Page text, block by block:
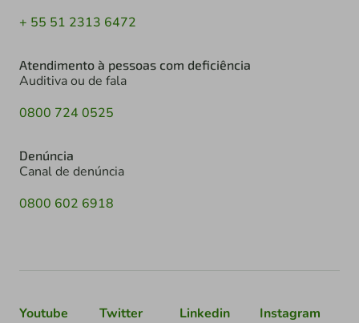
+ 55 51 2313 6472
Atendimento à pessoas com deficiência
Auditiva ou de fala
0800 724 0525
Denúncia
Canal de denúncia
0800 602 6918
Youtube Twitter Linkedin Instagram